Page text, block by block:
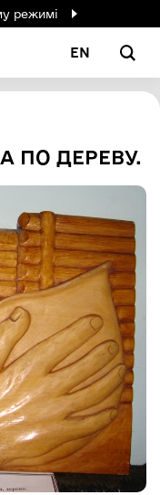
режимі
EN
ПО ДЕРЕВУ.